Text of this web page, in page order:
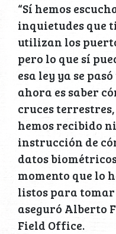
“Sí hemos
inquietudes que
utilizan los
pero lo que sí
esa ley ya se
ahora es saber
cruces
hemos recibido
instrucción de
datos
momento que lo
listos para
aseguró Alberto
Field Office.